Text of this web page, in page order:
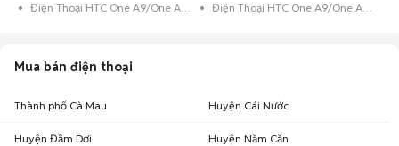
Điện Thoại HTC One A9/One A9s 16GB Đen
Điện Thoại HTC One A9/One A9s 16GB Bạc
Mua bán điện thoại
Thành phố Cà Mau Huyện Cái Nước
Huyện Đầm Dơi Huyện Năm Căn